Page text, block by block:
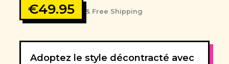
€49.95 & Free Shipping
Adoptez le style décontracté avec